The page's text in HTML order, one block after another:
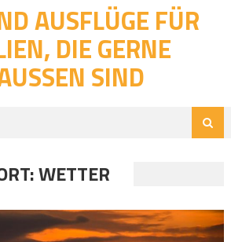
AUSFLÜGE FÜR
DIE GERNE
SIND
WETTER